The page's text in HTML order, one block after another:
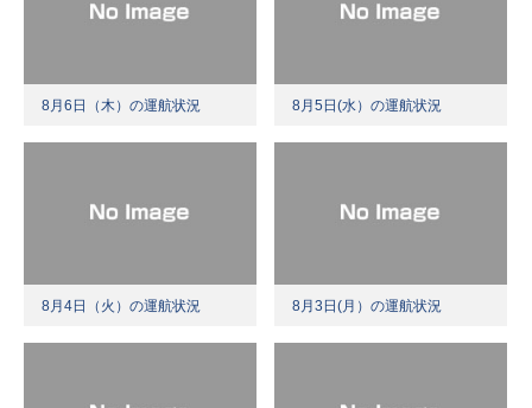
8月6日（木）の運航状況 8月5日(水）の運航状況
8月4日（火）の運航状況 8月3日(月）の運航状況